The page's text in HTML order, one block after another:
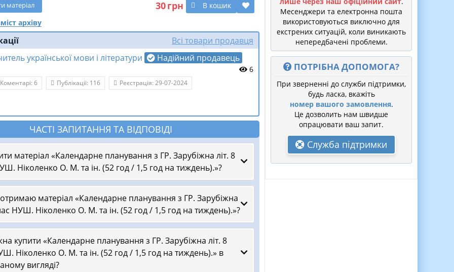
30грн В кошик
матеріал
архіву
Всі товари продавця
української мови і літератури
Надійний продавець
6
Коментарі: 6 Публікації: 116 Реєстрація: 29-07-2024
ЧАСТІ ЗАПИТАННЯ ТА ВІДПОВІДІ
матеріал «Календарне планування з ГР. Зарубіжна літ. 8
Ніколенко О. М. та ін. (52 год / 1,5 год на тиждень).»?
матеріал «Календарне планування з ГР. Зарубіжна
НУШ. Ніколенко О. М. та ін. (52 год / 1,5 год на тиждень).»?
купити «Календарне планування з ГР. Зарубіжна літ. 8
Ніколенко О. М. та ін. (52 год / 1,5 год на тиждень).» в
вигляді?
Месенджери та електронна пошта
використовуються виключно для
екстрених ситуацій, коли виникають
непередбачені проблеми.
ПОТРІБНА ДОПОМОГА?
При зверненні до служби підтримки,
будь ласка, вкажіть
номер вашого замовлення.
Це дозволить нам швидше
опрацювати ваш запит.
Служба підтримки